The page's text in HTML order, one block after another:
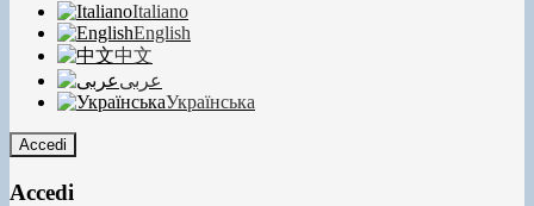
Italiano
English
中文
عربى
Українська
Accedi
Accedi